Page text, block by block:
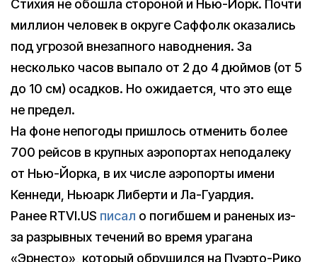
Стихия не обошла стороной и Нью-Йорк. Почти
миллион человек в округе Саффолк оказались
под угрозой внезапного наводнения. За
несколько часов выпало от 2 до 4 дюймов (от 5
до 10 см) осадков. Но ожидается, что это еще
не предел.
На фоне непогоды пришлось отменить более
700 рейсов в крупных аэропортах неподалеку
от Нью-Йорка, в их числе аэропорты имени
Кеннеди, Ньюарк Либерти и Ла-Гуардия.
Ранее RTVI.US писал о погибшем и раненых из-
за разрывных течений во время урагана
«Эрнесто», который обрушился на Пуэрто-Рико